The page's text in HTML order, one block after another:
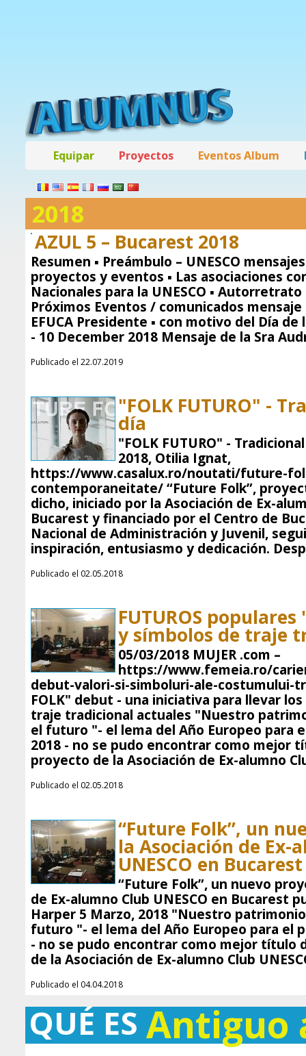
Equipar Proyectos Eventos Album
2018
AZUL 5 – Bucarest 2018
Resumen ▪ Preámbulo – UNESCO
proyectos y eventos ▪ Las asociaciones
Nacionales para la UNESCO ▪
Próximos Eventos / comunicados mensaje
EFUCA Presidente ▪ con motivo del Día
- 10 December 2018 Mensaje de la Sra
Publicado el 22.07.2019
"FOLK FUTURO" -
día
"FOLK FUTURO" -
2018, Otilia Ignat,
https://www.casalux.ro/noutati/future-
contemporaneitate/ “Future Folk”,
dicho, iniciado por la Asociación de Ex-
Bucarest y financiado por el Centro de
Nacional de Administración y Juvenil,
inspiración, entusiasmo y dedicación.
Publicado el 02.05.2018
FUTUROS
y símbolos de traje
05/03/2018 MUJER .com –
https://www.femeia.ro/
debut-valori-si-simboluri-ale-costumului-
FOLK" debut - una iniciativa para llevar
traje tradicional actuales "Nuestro
el futuro "- el lema del Año Europeo para
2018 - no se pudo encontrar como mejor
proyecto de la Asociación de Ex-alumno
Publicado el 02.05.2018
“Future Folk”, un
la Asociación de Ex-
UNESCO en Bucarest
“Future Folk”, un nuevo
de Ex-alumno Club UNESCO en Bucarest
Harper 5 Marzo, 2018 "Nuestro
futuro "- el lema del Año Europeo para el
- no se pudo encontrar como mejor título
de la Asociación de Ex-alumno Club
Publicado el 04.04.2018
QUÉ ES Antiguo